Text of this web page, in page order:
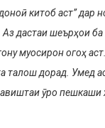
китоб аст”
дастаи шеърҳои
муосирон огоҳ
талош дорад. Умед
ӯро пешкаши